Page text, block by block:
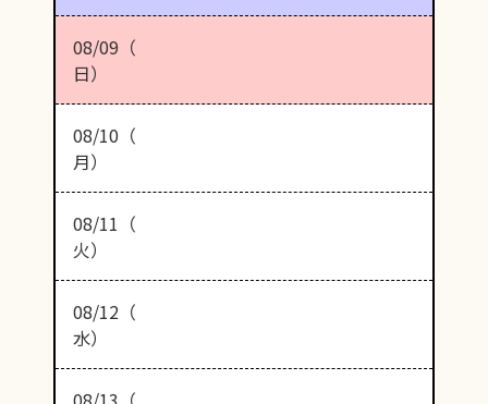
08/09（
日）
08/10（
月）
08/11（
火）
08/12（
水）